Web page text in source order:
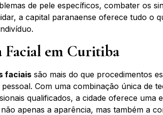
de pele específicos, combater os
a capital paranaense oferece tudo o
Facial em Curitiba
faciais são mais do que procedimentos
Com uma combinação única de
qualificados, a cidade oferece uma
apenas a aparência, mas também a